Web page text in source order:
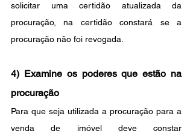
solicitar uma certidão atualizada da
procuração, na certidão constará se a
procuração não foi revogada.
4) Examine os poderes que estão na
procuração
Para que seja utilizada a procuração para a
venda de imóvel deve constar